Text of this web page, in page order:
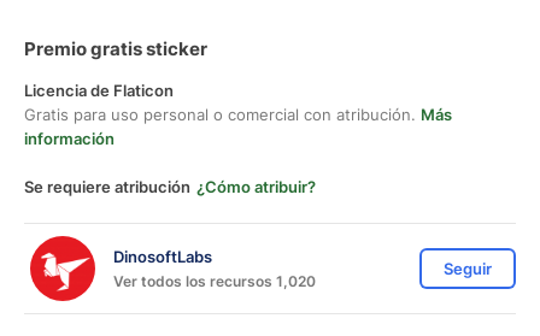
Premio gratis sticker
Licencia de Flaticon
Gratis para uso personal o comercial con atribución. Más
información
Se requiere atribución ¿Cómo atribuir?
DinosoftLabs
Ver todos los recursos 1,020
Seguir